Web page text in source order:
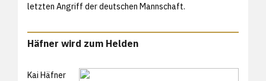
letzten Angriff der deutschen Mannschaft.
Häfner wird zum Helden
Kai Häfner